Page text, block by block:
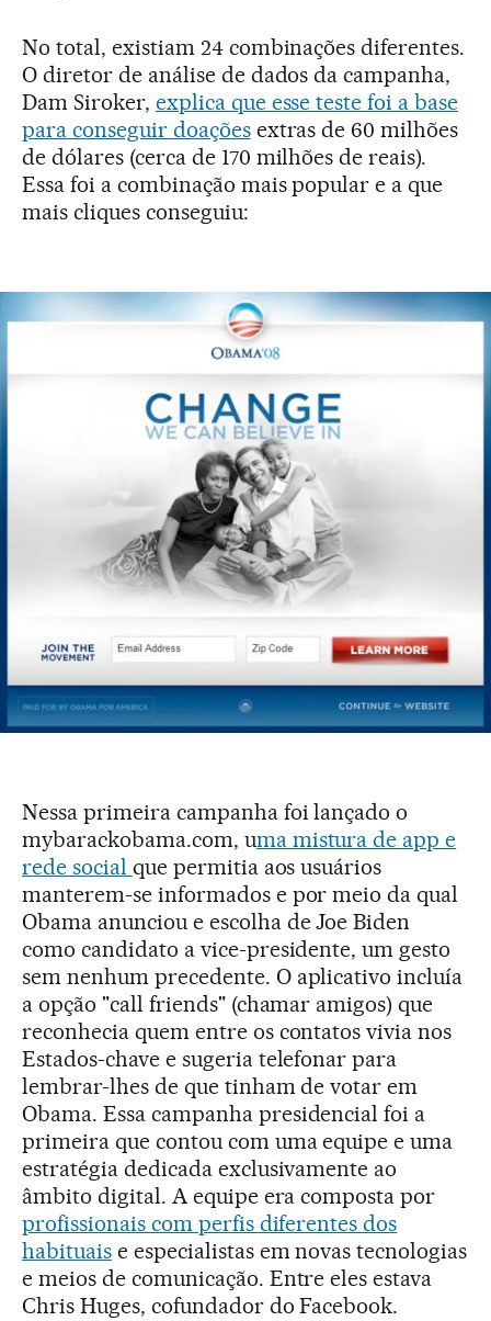
No total, existiam 24 combinações diferentes.
O diretor de análise de dados da campanha,
Dam Siroker, explica que esse teste foi a base
para conseguir doaçõesextras de 60 milhões
de dólares (cerca de 170 milhões de reais).
Essa foi a combinação mais popular e a que
mais cliques conseguiu:
Nessa primeira campanha foi lançado o
mybarackobama.com, uma mistura de app e
rede social que permitia aos usuários
manterem-se informados e por meio da qual
Obama anunciou e escolha de Joe Biden
como candidato a vice-presidente, um gesto
sem nenhum precedente. O aplicativo incluía
a opção "call friends" (chamar amigos) que
reconhecia quem entre os contatos vivia nos
Estados-chave e sugeria telefonar para
lembrar-lhes de que tinham de votar em
Obama. Essa campanha presidencial foi a
primeira que contou com uma equipe e uma
estratégia dedicada exclusivamente ao
âmbito digital. A equipe era composta por
profissionais com perfis diferentes dos
habituaise especialistas em novas tecnologias
e meios de comunicação. Entre eles estava
Chris Huges, cofundador do Facebook.